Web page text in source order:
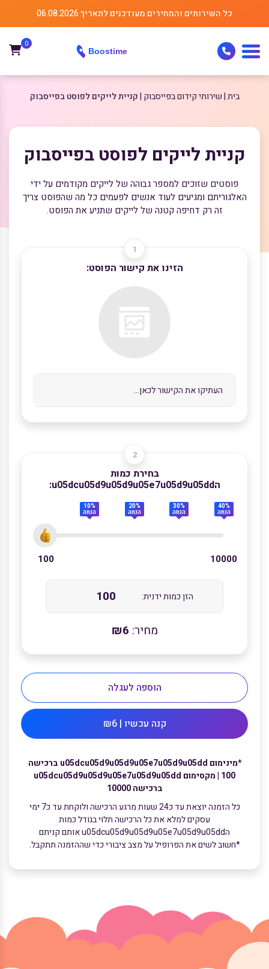
כל השירותים והמחירים מעודכנים לתאריך 06.08.2026
0
בית שירותי קידום בפייסבוק קניית לייקים לפוסט בפייסבוק
קניית לייקים לפוסט בפייסבוק
פוסטים שזוכים למספר גבוהה של לייקים מקודמים על ידי
האלגוריתם ומגיעים לעוד אנשים לפעמים כל מה שהפוסט צריך
זה רק דחיפה קטנה של לייקים שתניע את הפוסט.
הזינו את קישור הפוסט:
בחירת כמות
הu05dcu05d9u05d9u05e7u05d9u05dd:
10000
100
10%
הנחה
20%
הנחה
30%
הנחה
40%
הנחה
הזן כמות ידנית:
מחיר: ₪6
הוספה לעגלה
קנה עכשיו | ₪6
*מינימום u05dcu05d9u05d9u05e7u05d9u05dd ברכישה
100 | מקסימום u05dcu05d9u05d9u05e7u05d9u05dd
ברכישה 10000
כל הזמנה יוצאת עד כ24 שעות מרגע הרכישה ולוקחת עד כ7 ימי
עסקים למלא את כל הרכישה תלוי בגודל כמות
הu05dcu05d9u05d9u05e7u05d9u05dd אותם קניתם
*חשוב לשים את הפרופיל על מצב ציבורי כדי שההזמנה תתקבל.